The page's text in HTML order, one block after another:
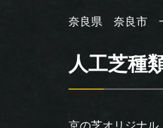
奈良県 奈良市
人工芝種